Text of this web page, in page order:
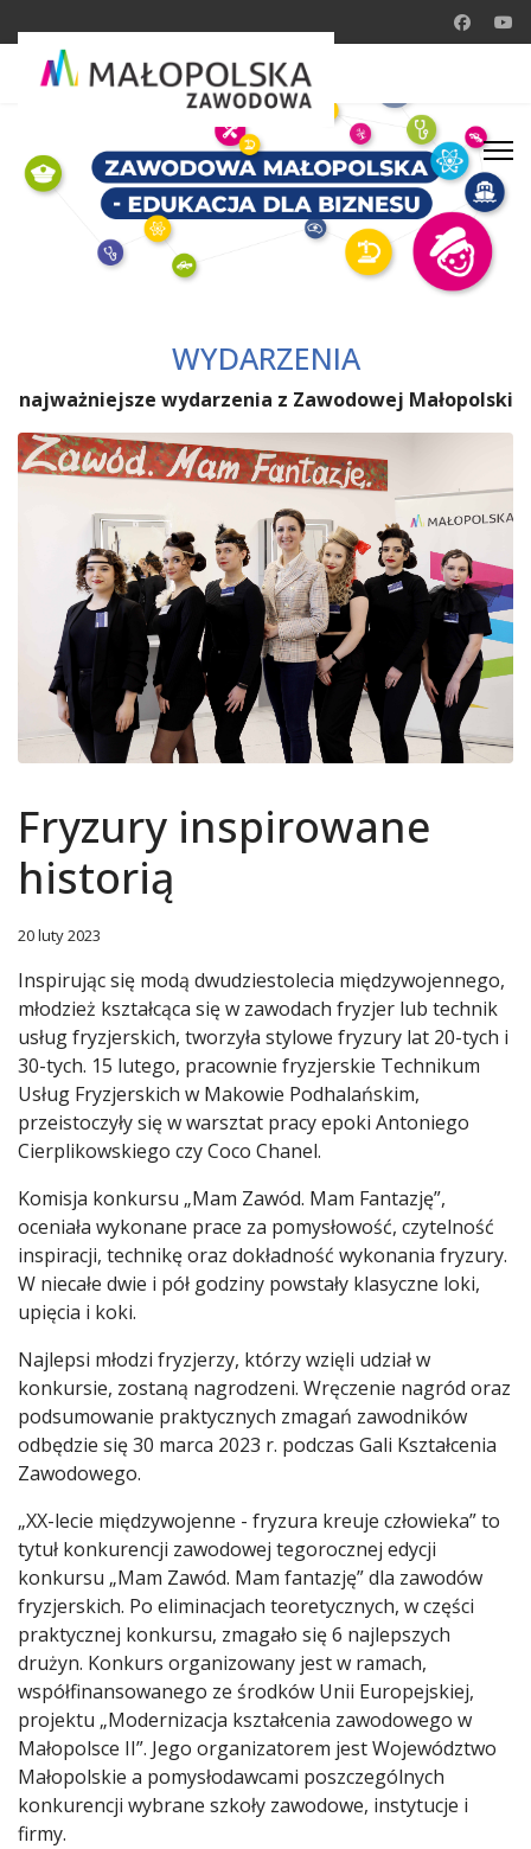
WYDARZENIA
najważniejsze wydarzenia z Zawodowej Małopolski
Fryzury inspirowane
historią
20 luty 2023
Inspirując się modą dwudziestolecia międzywojennego,
młodzież kształcąca się w zawodach fryzjer lub technik
usług fryzjerskich, tworzyła stylowe fryzury lat 20-tych i
30-tych. 15 lutego, pracownie fryzjerskie Technikum
Usług Fryzjerskich w Makowie Podhalańskim,
przeistoczyły się w warsztat pracy epoki Antoniego
Cierplikowskiego czy Coco Chanel.
Komisja konkursu „Mam Zawód. Mam Fantazję”,
oceniała wykonane prace za pomysłowość, czytelność
inspiracji, technikę oraz dokładność wykonania fryzury.
W niecałe dwie i pół godziny powstały klasyczne loki,
upięcia i koki.
Najlepsi młodzi fryzjerzy, którzy wzięli udział w
konkursie, zostaną nagrodzeni. Wręczenie nagród oraz
podsumowanie praktycznych zmagań zawodników
odbędzie się 30 marca 2023 r. podczas Gali Kształcenia
Zawodowego.
„XX-lecie międzywojenne - fryzura kreuje człowieka” to
tytuł konkurencji zawodowej tegorocznej edycji
konkursu „Mam Zawód. Mam fantazję” dla zawodów
fryzjerskich. Po eliminacjach teoretycznych, w części
praktycznej konkursu, zmagało się 6 najlepszych
drużyn. Konkurs organizowany jest w ramach,
współfinansowanego ze środków Unii Europejskiej,
projektu „Modernizacja kształcenia zawodowego w
Małopolsce II”. Jego organizatorem jest Województwo
Małopolskie a pomysłodawcami poszczególnych
konkurencji wybrane szkoły zawodowe, instytucje i
firmy.